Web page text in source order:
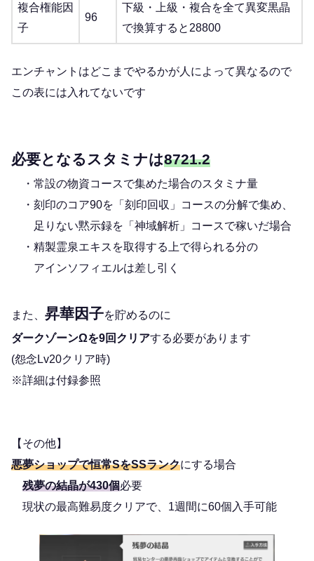
複合権能因
子
96
下級・上級・複合を全て異変黒晶
で換算すると28800
エンチャントはどこまでやるかが人によって異なるので
この表には入れてないです
必要となるスタミナは8721.2
・常設の物資コースで集めた場合のスタミナ量
・刻印のコア90を「刻印回収」コースの分解で集め、
足りない黙示録を「神域解析」コースで稼いだ場合
・精製霊泉エキスを取得する上で得られる分の
アインソフィエルは差し引く
また、 昇華因子を貯めるのに
ダークゾーンΩを9回クリアする必要があります
(怨念Lv20クリア時)
※詳細は付録参照
【その他】
悪夢ショップで恒常SをSSランクにする場合
残夢の結晶が430個必要
現状の最高難易度クリアで、1週間に60個入手可能